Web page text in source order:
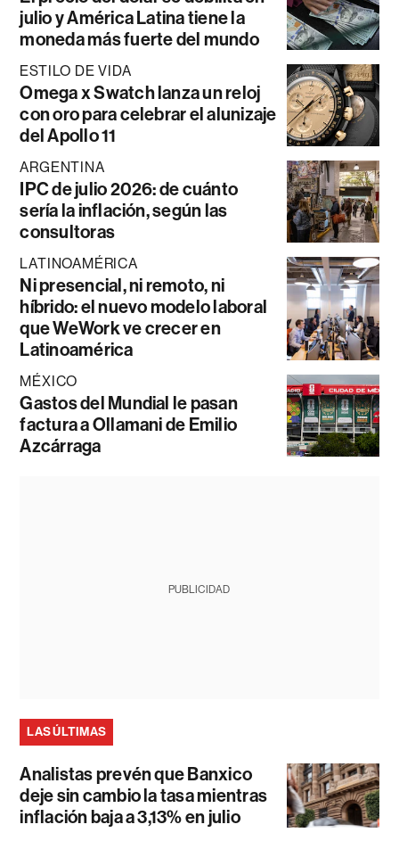
julio y América Latina tiene la
moneda más fuerte del mundo
ESTILO DE VIDA
Omega x Swatch lanza un reloj
con oro para celebrar el alunizaje
del Apollo 11
ARGENTINA
IPC de julio 2026: de cuánto
sería la inflación, según las
consultoras
LATINOAMÉRICA
Ni presencial, ni remoto, ni
híbrido: el nuevo modelo laboral
que WeWork ve crecer en
Latinoamérica
MÉXICO
Gastos del Mundial le pasan
factura a Ollamani de Emilio
Azcárraga
PUBLICIDAD
LAS ÚLTIMAS
Analistas prevén que Banxico
deje sin cambio la tasa mientras
inflación baja a 3,13% en julio